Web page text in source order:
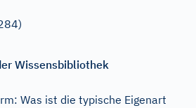
Wissensbibliothek
Was ist die typische Eigenart